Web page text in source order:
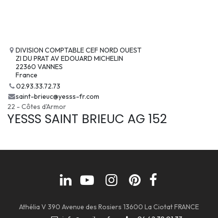
DIVISION COMPTABLE CEF NORD OUEST
ZI DU PRAT AV EDOUARD MICHELIN
22360 VANNES
France
02.93.33.72.73
saint-brieuc@yesss-fr.com
22 - Côtes d'Armor
YESSS SAINT BRIEUC AG 152
Athélia V 390 Avenue des Rosiers 13600 La Ciotat FRANCE